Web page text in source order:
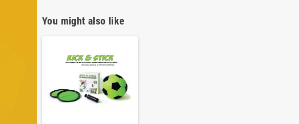
You might also like